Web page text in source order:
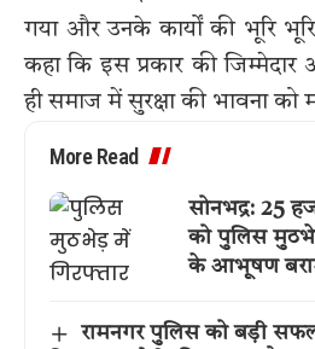
गया और उनके कार्यों की भूरि
कहा कि इस प्रकार की
ही समाज में सुरक्षा की भावना
More Read
सोनभद्र: 25
को पुलिस
के आभूषण
रामनगर पुलिस को बड़ी